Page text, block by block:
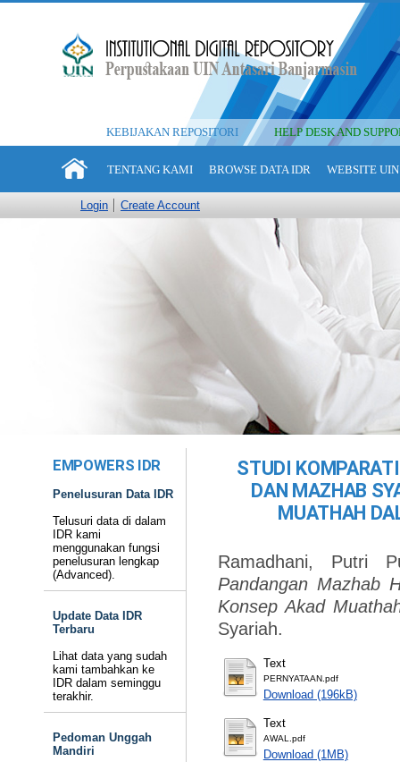
KEBIJAKAN REPOSITORI HELP DESK AND
TENTANG KAMI BROWSE DATA IDR WEBSITE
Login Create Account
EMPOWERS IDR
Penelusuran Data IDR
Telusuri data di dalam
IDR kami
menggunakan fungsi
penelusuran lengkap
(Advanced).
Update Data IDR
Terbaru
Lihat data yang sudah
kami tambahkan ke
IDR dalam seminggu
terakhir.
Pedoman Unggah
Mandiri
STUDI
DAN MAZHAB
MUATHAH
Ramadhani, Putri
Pandangan Mazhab
Konsep Akad
Syariah.
Text
PERNYATAAN.pdf
Download (196kB)
Text
AWAL.pdf
Download (1MB)